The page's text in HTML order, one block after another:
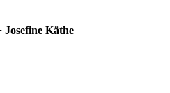
Käthe